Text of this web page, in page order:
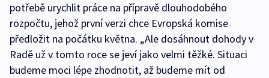
potřebě urychlit práce na přípravě dlouhodobého
rozpočtu, jehož první verzi chce Evropská komise
předložit na počátku května. „Ale dosáhnout dohody v
Radě už v tomto roce se jeví jako velmi těžké. Situaci
budeme moci lépe zhodnotit, až budeme mít od